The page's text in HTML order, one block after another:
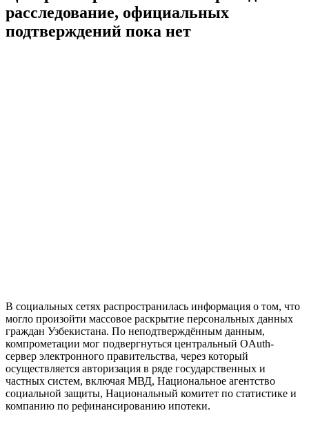
расследование, официальных
подтверждений пока нет
В социальных сетях распространилась информация о том, что
могло произойти массовое раскрытие персональных данных
граждан Узбекистана. По неподтверждённым данным,
компрометации мог подвергнуться центральный OAuth-
сервер электронного правительства, через который
осуществляется авторизация в ряде государственных и
частных систем, включая МВД, Национальное агентство
социальной защиты, Национальный комитет по статистике и
компанию по рефинансированию ипотеки.